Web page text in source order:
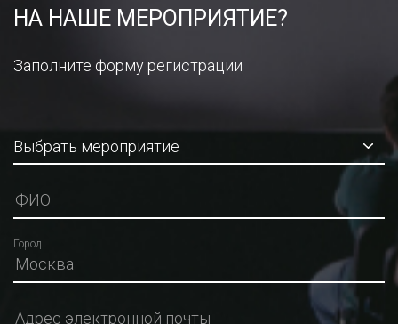
НА НАШЕ МЕРОПРИЯТИЕ?
Заполните форму регистрации
Город